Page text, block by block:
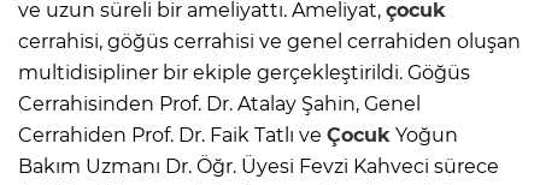
ve uzun süreli bir ameliyattı. Ameliyat, çocuk
cerrahisi, göğüs cerrahisi ve genel cerrahiden oluşan
multidisipliner bir ekiple gerçekleştirildi. Göğüs
Cerrahisinden Prof. Dr. Atalay Şahin, Genel
Cerrahiden Prof. Dr. Faik Tatlı ve Çocuk Yoğun
Bakım Uzmanı Dr. Öğr. Üyesi Fevzi Kahveci sürece